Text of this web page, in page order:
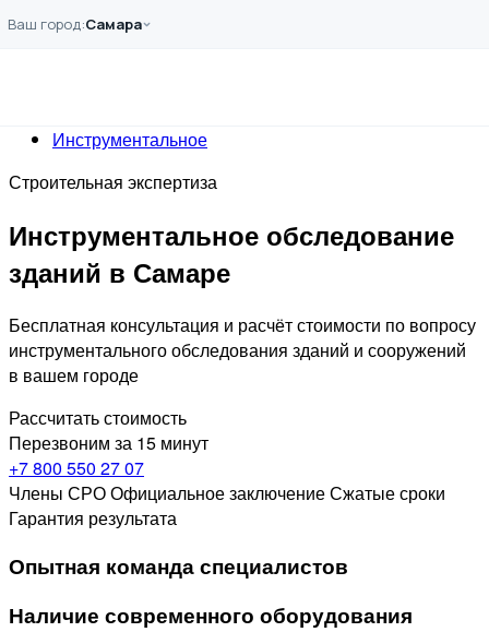
Перейти к основному содержанию
Ваш город:Самара
Инструментальное
Строительная экспертиза
Инструментальное обследование
зданий в Самаре
Бесплатная консультация и расчёт стоимости по вопросу
инструментального обследования зданий и сооружений
в вашем городе
Рассчитать стоимость
Перезвоним за 15 минут
+7 800 550 27 07
Члены СРООфициальное заключениеСжатые сроки
Гарантия результата
Опытная команда специалистов
Наличие современного оборудования